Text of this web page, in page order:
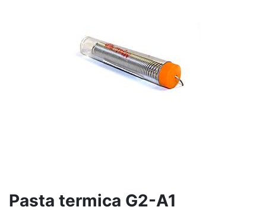
Pasta termica G2-A1